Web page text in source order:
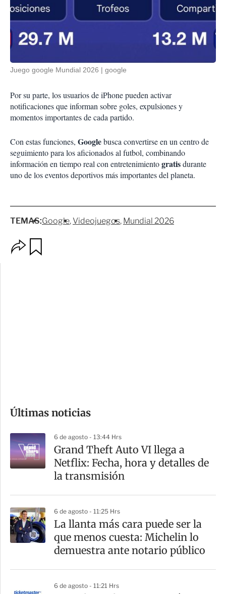
Juego google Mundial 2026 google
Por su parte, los usuarios de iPhone pueden activar
notificaciones que informan sobre goles, expulsiones y
momentos importantes de cada partido.
Con estas funciones, Googlebusca convertirse en un centro de
seguimiento para los aficionados al futbol, combinando
información en tiempo real con entretenimientogratisdurante
uno de los eventos deportivos más importantes del planeta.
TEMAS:Google Videojuegos Mundial 2026
m
a
r
t
Últimas noticias
6 de agosto - 13:44 Hrs
Grand Theft Auto VI llega a
Netflix: Fecha, hora y detalles de
la transmisión
6 de agosto - 11:25 Hrs
La llanta más cara puede ser la
que menos cuesta: Michelin lo
demuestra ante notario público
6 de agosto - 11:21 Hrs